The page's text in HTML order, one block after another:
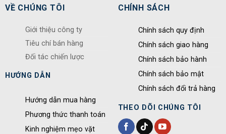
VỀ CHÚNG TÔI
Giới thiệu công ty
Tiêu chí bán hàng
Đối tác chiến lược
HƯỚNG DẪN
Hướng dẫn mua hàng
Phương thức thanh toán
Kinh nghiệm mẹo vặt
CHÍNH SÁCH
Chính sách quy định
Chính sách giao hàng
Chính sách bảo hành
Chính sách bảo mật
Chính sách đổi trả hàng
THEO DÕI CHÚNG TÔI